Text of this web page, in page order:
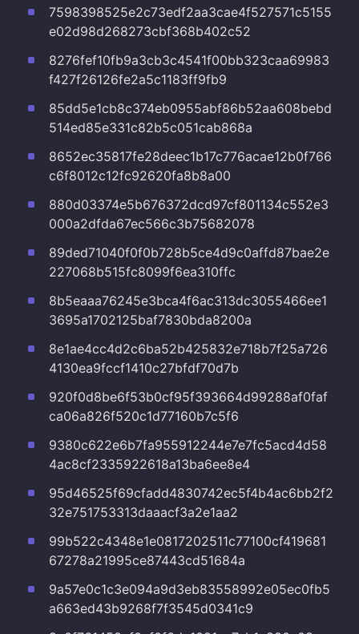
7598398525e2c73edf2aa3cae4f527571c5155
e02d98d268273cbf368b402c52
8276fef10fb9a3cb3c4541f00bb323caa69983
f427f26126fe2a5c1183ff9fb9
85dd5e1cb8c374eb0955abf86b52aa608bebd
514ed85e331c82b5c051cab868a
8652ec35817fe28deec1b17c776acae12b0f766
c6f8012c12fc92620fa8b8a00
880d03374e5b676372dcd97cf801134c552e3
000a2dfda67ec566c3b75682078
89ded71040f0f0b728b5ce4d9c0affd87bae2e
227068b515fc8099f6ea310ffc
8b5eaaa76245e3bca4f6ac313dc3055466ee1
3695a1702125baf7830bda8200a
8e1ae4cc4d2c6ba52b425832e718b7f25a726
4130ea9fccf1410c27bfdf70d7b
920f0d8be6f53b0cf95f393664d99288af0faf
ca06a826f520c1d77160b7c5f6
9380c622e6b7fa955912244e7e7fc5acd4d58
4ac8cf2335922618a13ba6ee8e4
95d46525f69cfadd4830742ec5f4b4ac6bb2f2
32e751753313daaacf3a2e1aa2
99b522c4348e1e0817202511c77100cf419681
67278a21995ce87443cd51684a
9a57e0c1c3e094a9d3eb83558992e05ec0fb5
a663ed43b9268f7f3545d0341c9